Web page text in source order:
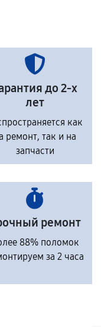
до 2-х
лет
как
ремонт, так и на
запчасти
ремонт
88% поломок
за 2 часа